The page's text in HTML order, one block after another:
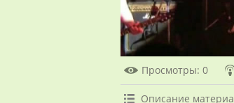
Просмотры: 0
Описание